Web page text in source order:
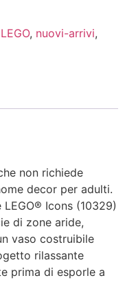
LEGO, nuovi-arrivi,
non richiede
decor per adulti.
Icons (10329)
di zone aride,
vaso costruibile
rilassante
prima di esporle a